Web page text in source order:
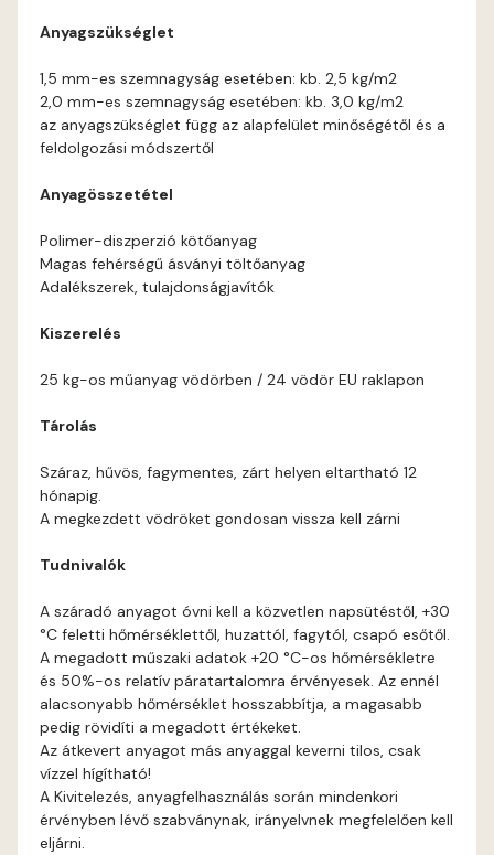
Date-brown B
Fern C
Gecco-green D
Gold-yellow B
Gold-yellow C
Graphit B
Anyagszükséglet
1,5 mm-es szemnagyság esetében: kb. 2,5 kg/m2
2,0 mm-es szemnagyság esetében: kb. 3,0 kg/m2
az anyagszükséglet függ az alapfelület minőségétől és a
feldolgozási módszertől
Anyagösszetétel
Polimer-diszperzió kötőanyag
Magas fehérségű ásványi töltőanyag
Adalékszerek, tulajdonságjavítók
Kiszerelés
25 kg-os műanyag vödörben / 24 vödör EU raklapon
Tárolás
Száraz, hűvös, fagymentes, zárt helyen eltartható 12
hónapig.
A megkezdett vödröket gondosan vissza kell zárni
Tudnivalók
A száradó anyagot óvni kell a közvetlen napsütéstől, +30
°C feletti hőmérséklettől, huzattól, fagytól, csapó esőtől.
A megadott műszaki adatok +20 °C-os hőmérsékletre
és 50%-os relatív páratartalomra érvényesek. Az ennél
alacsonyabb hőmérséklet hosszabbítja, a magasabb
pedig rövidíti a megadott értékeket.
Az átkevert anyagot más anyaggal keverni tilos, csak
vízzel hígítható!
A Kivitelezés, anyagfelhasználás során mindenkori
érvényben lévő szabványnak, irányelvnek megfelelően kell
eljárni.